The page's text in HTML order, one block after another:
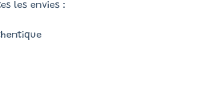
les envies :